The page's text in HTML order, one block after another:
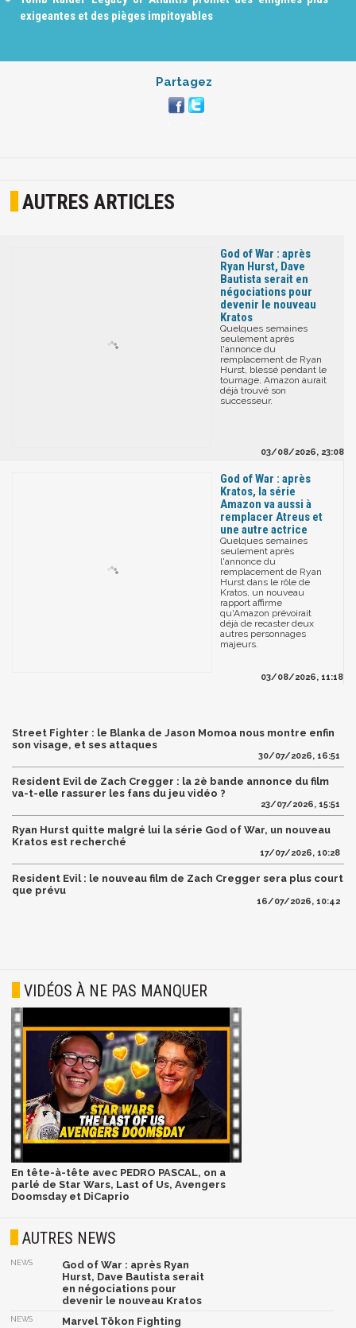
exigeantes et des pièges impitoyables
Partagez
AUTRES ARTICLES
God of War : après
Ryan Hurst, Dave
Bautista serait en
négociations pour
devenir le nouveau
Kratos
Quelques semaines
seulement après
l'annonce du
remplacement de Ryan
Hurst, blessé pendant le
tournage, Amazon aurait
déjà trouvé son
successeur.
03/08/2026, 23:08
God of War : après
Kratos, la série
Amazon va aussi à
remplacer Atreus et
une autre actrice
Quelques semaines
seulement après
l'annonce du
remplacement de Ryan
Hurst dans le rôle de
Kratos, un nouveau
rapport affirme
qu'Amazon prévoirait
déjà de recaster deux
autres personnages
majeurs.
03/08/2026, 11:18
Street Fighter : le Blanka de Jason Momoa nous montre enfin
son visage, et ses attaques
30/07/2026, 16:51
Resident Evil de Zach Cregger : la 2è bande annonce du film
va-t-elle rassurer les fans du jeu vidéo ?
23/07/2026, 15:51
Ryan Hurst quitte malgré lui la série God of War, un nouveau
Kratos est recherché
17/07/2026, 10:28
Resident Evil : le nouveau film de Zach Cregger sera plus court
que prévu
16/07/2026, 10:42
VIDÉOS À NE PAS MANQUER
En tête-à-tête avec PEDRO PASCAL, on a
parlé de Star Wars, Last of Us, Avengers
Doomsday et DiCaprio
AUTRES NEWS
NEWS
God of War : après Ryan
Hurst, Dave Bautista serait
en négociations pour
devenir le nouveau Kratos
NEWS
Marvel Tōkon Fighting